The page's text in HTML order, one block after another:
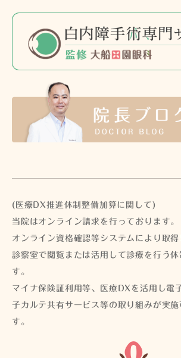
(医療DX推進体制整備加算に関して)
当院はオンライン請求を行っております。
オンライン資格確認等システムにより取得
診察室で閲覧または活用して診療を行う体
す。
マイナ保険証利用等、医療DXを活用し電
子カルテ共有サービス等の取り組みが実
す。